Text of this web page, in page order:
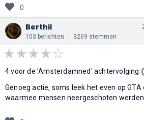
0
Berthil
103 berichten 3269 stemmen
4 voor de 'Amsterdamned' achtervolging
Genoeg actie, soms leek het even op
waarmee mensen neergeschoten werden.